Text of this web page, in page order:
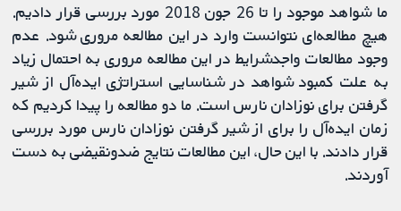
ما شواهد موجود را تا 26 جون 2018 مورد بررسی قرار دادیم.
هیچ مطالعه‌ای نتوانست وارد در این مطالعه مروری شود. عدم
وجود مطالعات واجد‌شرایط در این مطالعه مروری به احتمال زیاد
به علت کمبود شواهد در شناسایی استراتژی ایده‌آل از شیر
گرفتن برای نوزادان نارس است. ما دو مطالعه را پیدا کردیم که
زمان ایده‌آل را برای از شیر گرفتن نوزادان نارس مورد بررسی
قرار دادند. با این ‌حال، این مطالعات نتایج ضدونقیضی به دست
آوردند.